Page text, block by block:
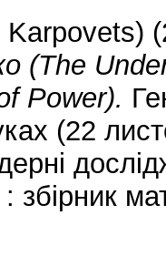
(The
Power).
(22